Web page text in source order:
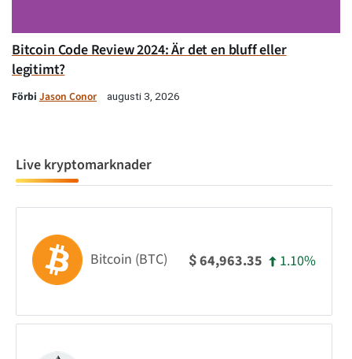
Bitcoin Code Review 2024: Är det en bluff eller
legitimt?
Förbi Jason Conor augusti 3, 2026
Live kryptomarknader
Bitcoin (BTC) $64,963.35 1.10%